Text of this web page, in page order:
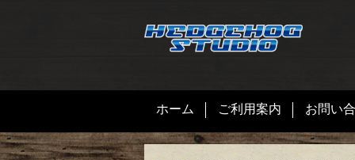
ホーム ご利用案内 お問い